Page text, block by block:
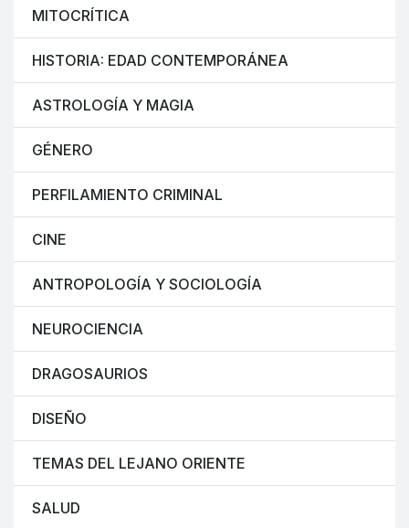
MITOCRÍTICA
HISTORIA: EDAD CONTEMPORÁNEA
ASTROLOGÍA Y MAGIA
GÉNERO
PERFILAMIENTO CRIMINAL
CINE
ANTROPOLOGÍA Y SOCIOLOGÍA
NEUROCIENCIA
DRAGOSAURIOS
DISEÑO
TEMAS DEL LEJANO ORIENTE
SALUD